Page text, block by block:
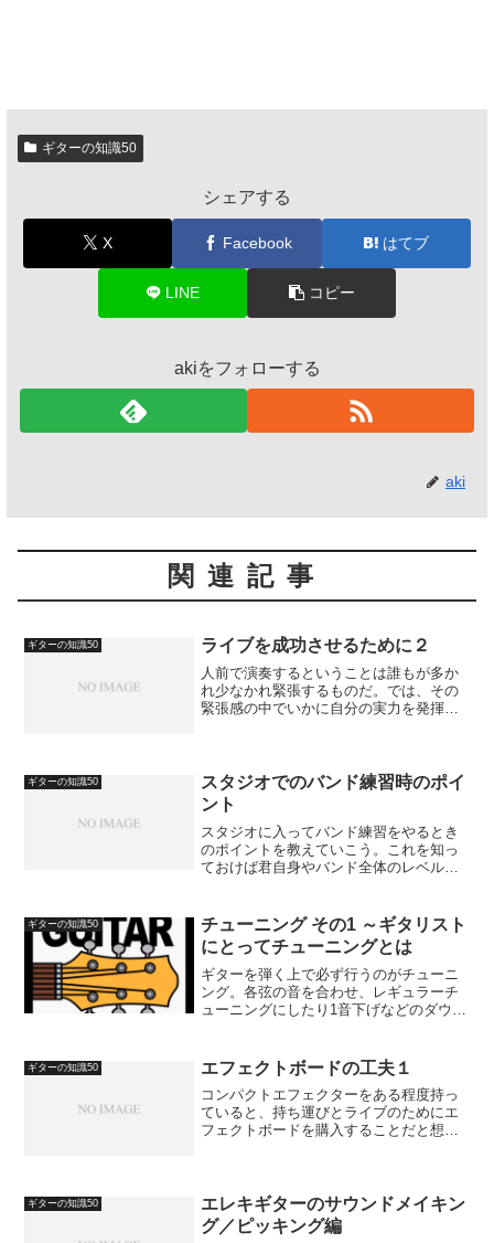
ギターの知識50
シェアする
X Facebook はてブ
LINE コピー
akiをフォローする
aki
関連記事
ギターの知識50 ライブを成功させるために２
人前で演奏するということは誰もが多か
れ少なかれ緊張するものだ。では、その
緊張感の中でいかに自分の実力を発揮出
精神力が大事になる。つま...
ギターの知識50
スタジオでのバンド練習時のポイ
ント
スタジオに入ってバンド練習をやるとき
のポイントを教えていこう。これを知っ
ておけば君自身やバンド全体のレベルア
音量のバランスを取る事。スタジオで大
きな音を出したい気持ちは...
ギターの知識50
チューニング その1 ～ギタリスト
にとってチューニングとは
ギターを弾く上で必ず行うのがチューニ
ング。各弦の音を合わせ、レギュラーチ
ューニングにしたり1音下げなどのダウン
し、面倒だと思って「あまりしたくない
な～」と思う人も少なく...
ギターの知識50 エフェクトボードの工夫１
コンパクトエフェクターをある程度持っ
ていると、持ち運びとライブのためにエ
フェクトボードを購入することだと想い
たことを紹介します。【エ...
ギターの知識50
エレキギターのサウンドメイキン
グ／ピッキング編